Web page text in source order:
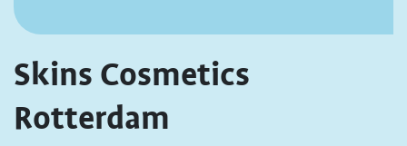
Skins Cosmetics
Rotterdam